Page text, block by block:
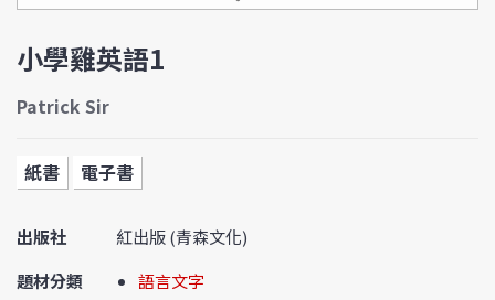
小學雞英語1
Patrick Sir
紙書 電子書
出版社
紅出版 (青森文化)
題材分類
語言文字